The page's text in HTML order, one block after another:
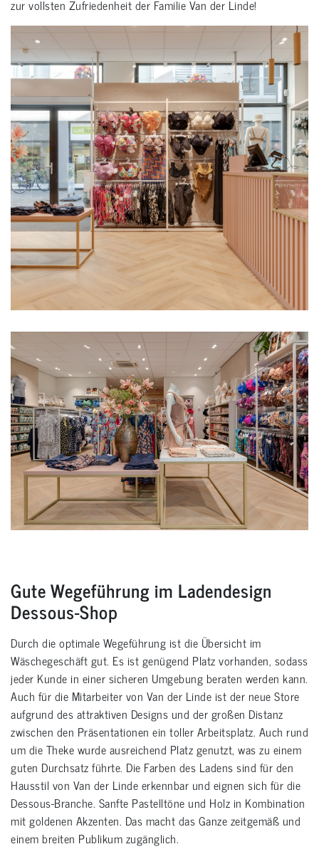
zur vollsten Zufriedenheit der Familie Van der Linde!
Gute Wegeführung im Ladendesign
Dessous-Shop
Durch die optimale Wegeführung ist die Übersicht im
Wäschegeschäft gut. Es ist genügend Platz vorhanden, sodass
jeder Kunde in einer sicheren Umgebung beraten werden kann.
Auch für die Mitarbeiter von Van der Linde ist der neue Store
aufgrund des attraktiven Designs und der großen Distanz
zwischen den Präsentationen ein toller Arbeitsplatz. Auch rund
um die Theke wurde ausreichend Platz genutzt, was zu einem
guten Durchsatz führte. Die Farben des Ladens sind für den
Hausstil von Van der Linde erkennbar und eignen sich für die
Dessous-Branche. Sanfte Pastelltöne und Holz in Kombination
mit goldenen Akzenten. Das macht das Ganze zeitgemäß und
einem breiten Publikum zugänglich.